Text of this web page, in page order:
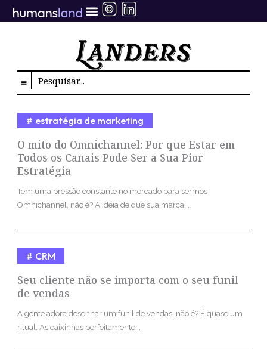
para
Search
O mito do Omnichannel: Por que Estar em
Todos os Canais Pode Ser a Sua Pior
Estratégia
estratégia de marketing
Tem uma pressão constante no mercado para sermos
Omnichannel, não é? A ideia de que sua marca...
Seu cliente não se importa com o seu funil
de vendas
CRM
A gente adora desenhar um funil de vendas, não é? É quase um
ritual. As caixinhas perfeitamente...